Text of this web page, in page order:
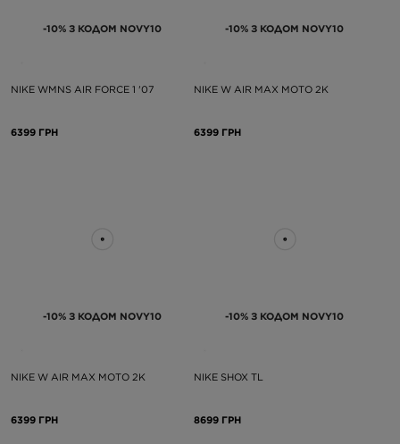
-10% З КОДОМ NOVY10
NIKE WMNS AIR FORCE 1 '07
6399 ГРН
-10% З КОДОМ NOVY10
NIKE W AIR MAX MOTO 2K
6399 ГРН
-10% З КОДОМ NOVY10
NIKE W AIR MAX MOTO 2K
6399 ГРН
-10% З КОДОМ NOVY10
NIKE SHOX TL
8699 ГРН